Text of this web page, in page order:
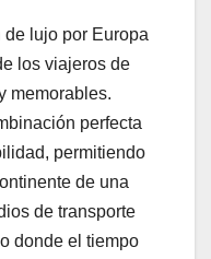
lujo por Europa
los viajeros de
memorables.
perfecta
permitiendo
de una
de transporte
donde el tiempo